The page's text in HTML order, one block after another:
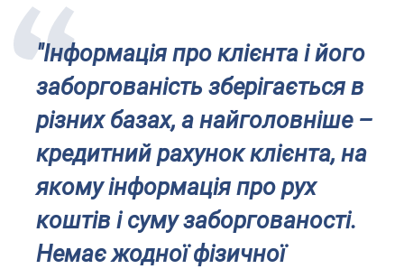
"Інформація про клієнта і його
заборгованість зберігається в
різних базах, а найголовніше –
кредитний рахунок клієнта, на
якому інформація про рух
коштів і суму заборгованості.
Немає жодної фізичної